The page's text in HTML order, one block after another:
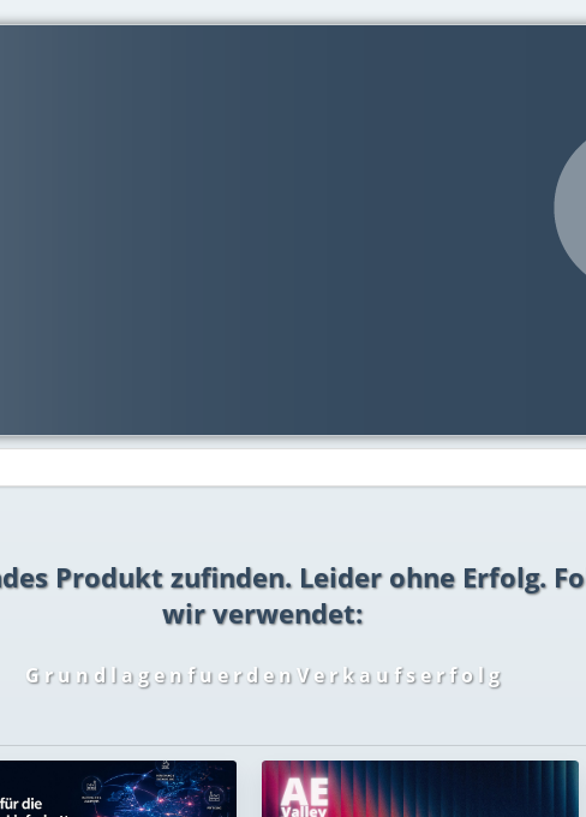
Produkt zufinden. Leider ohne Erfolg.
wir verwendet:
G r u n d l a g e n f u e r d e n V e r k a u f s e r f o l g